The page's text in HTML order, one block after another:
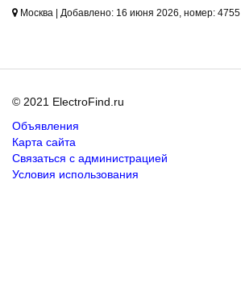
Москва | Добавлено: 16 июня 2026, номер: 4755
© 2021 ElectroFind.ru
Объявления
Карта сайта
Связаться с администрацией
Условия использования